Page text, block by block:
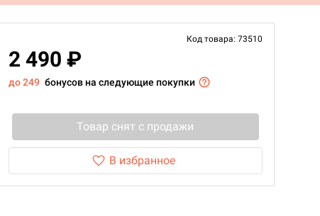
Код товара: 73510
2 490 ₽
до 249 бонусов на следующие покупки
Товар снят с продажи
В избранное